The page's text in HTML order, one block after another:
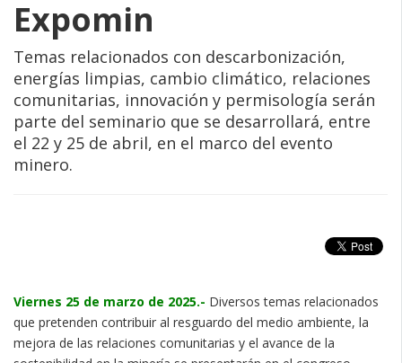
Expomin
Temas relacionados con descarbonización,
energías limpias, cambio climático, relaciones
comunitarias, innovación y permisología serán
parte del seminario que se desarrollará, entre
el 22 y 25 de abril, en el marco del evento
minero.
Viernes 25 de marzo de 2025.- Diversos temas relacionados
que pretenden contribuir al resguardo del medio ambiente, la
mejora de las relaciones comunitarias y el avance de la